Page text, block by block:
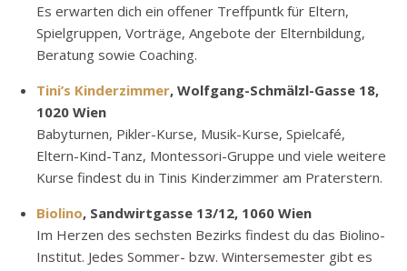
Es erwarten dich ein offener Treffpuntk für Eltern,
Spielgruppen, Vorträge, Angebote der Elternbildung,
Beratung sowie Coaching.
Tini’s Kinderzimmer, Wolfgang-Schmälzl-Gasse 18,
1020 Wien
Babyturnen, Pikler-Kurse, Musik-Kurse, Spielcafé,
Eltern-Kind-Tanz, Montessori-Gruppe und viele weitere
Kurse findest du in Tinis Kinderzimmer am Praterstern.
Biolino, Sandwirtgasse 13/12, 1060 Wien
Im Herzen des sechsten Bezirks findest du das Biolino-
Institut. Jedes Sommer- bzw. Wintersemester gibt es